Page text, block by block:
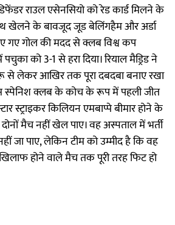
डिफेंडर राउल एसेनसियो को रेड कार्ड मिलने के
खेलने के बावजूद जूड बेलिंगहैम और अर्डा
गोल की मदद से क्लब विश्व कप
को 3-1 से हरा दिया। रियाल मैड्रिड ने
लेकर आखिर तक पूरा दबदबा बनाए रखा
स्पेनिश क्लब के कोच के रूप में पहली जीत
स्ट्राइकर किलियन एमबाप्पे बीमार होने के
मैच नहीं खेल पाए। वह अस्पताल में भर्ती
जा पाए, लेकिन टीम को उम्मीद है कि वह
होने वाले मैच तक पूरी तरह फिट हो